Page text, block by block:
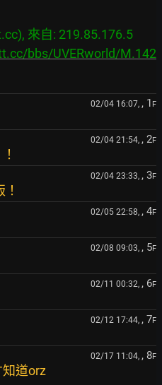
來自: 219.85.176.5
bbs/UVERworld/M.142
02/04 16:07, , 1 F
02/04 21:54, , 2F
02/04 23:33, , 3F
02/05 22:58, , 4F
02/08 09:03, , 5F
02/11 00:32, , 6F
02/12 17:44, , 7F
02/17 11:04, , 8F
道orz